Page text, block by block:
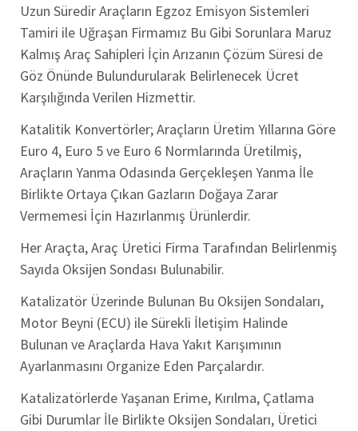
Uzun Süredir Araçların Egzoz Emisyon Sistemleri
Tamiri ile Uğraşan Firmamız Bu Gibi Sorunlara Maruz
Kalmış Araç Sahipleri İçin Arızanın Çözüm Süresi de
Göz Önünde Bulundurularak Belirlenecek Ücret
Karşılığında Verilen Hizmettir.
Katalitik Konvertörler; Araçların Üretim Yıllarına Göre
Euro 4, Euro 5 ve Euro 6 Normlarında Üretilmiş,
Araçların Yanma Odasında Gerçekleşen Yanma İle
Birlikte Ortaya Çıkan Gazların Doğaya Zarar
Vermemesi İçin Hazırlanmış Ürünlerdir.
Her Araçta, Araç Üretici Firma Tarafından Belirlenmiş
Sayıda Oksijen Sondası Bulunabilir.
Katalizatör Üzerinde Bulunan Bu Oksijen Sondaları,
Motor Beyni (ECU) ile Sürekli İletişim Halinde
Bulunan ve Araçlarda Hava Yakıt Karışımının
Ayarlanmasını Organize Eden Parçalardır.
Katalizatörlerde Yaşanan Erime, Kırılma, Çatlama
Gibi Durumlar İle Birlikte Oksijen Sondaları, Üretici